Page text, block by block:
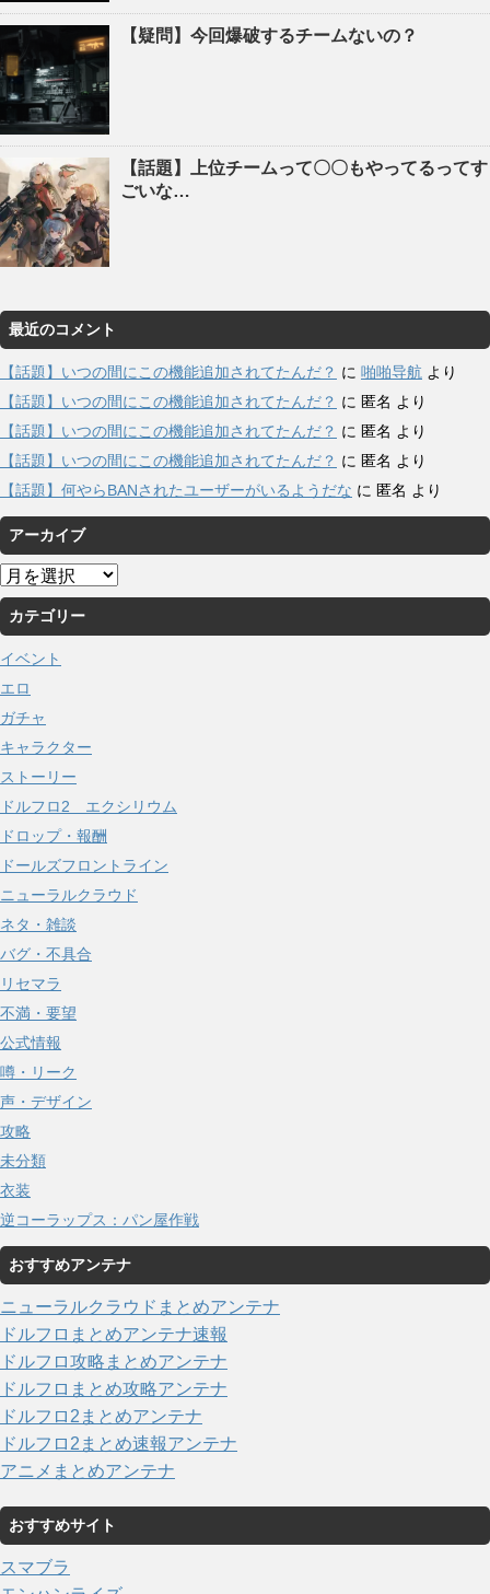
【疑問】今回爆破するチームないの？
【話題】上位チームって〇〇もやってるってす
ごいな…
最近のコメント
【話題】いつの間にこの機能追加されてたんだ？ に 啪啪导航 より
【話題】いつの間にこの機能追加されてたんだ？ に 匿名 より
【話題】いつの間にこの機能追加されてたんだ？ に 匿名 より
【話題】いつの間にこの機能追加されてたんだ？ に 匿名 より
【話題】何やらBANされたユーザーがいるようだな に 匿名 より
アーカイブ
ア
ー
カ
イ
ブ
カテゴリー
イベント
エロ
ガチャ
キャラクター
ストーリー
ドルフロ2 エクシリウム
ドロップ・報酬
ドールズフロントライン
ニューラルクラウド
ネタ・雑談
バグ・不具合
リセマラ
不満・要望
公式情報
噂・リーク
声・デザイン
攻略
未分類
衣装
逆コーラップス：パン屋作戦
おすすめアンテナ
ニューラルクラウドまとめアンテナ
ドルフロまとめアンテナ速報
ドルフロ攻略まとめアンテナ
ドルフロまとめ攻略アンテナ
ドルフロ2まとめアンテナ
ドルフロ2まとめ速報アンテナ
アニメまとめアンテナ
おすすめサイト
スマブラ